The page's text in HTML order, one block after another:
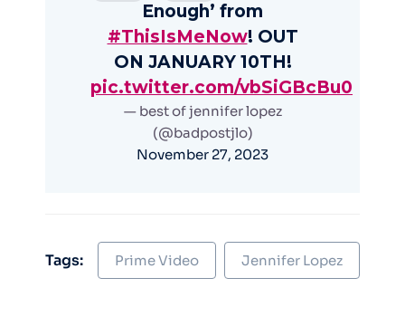
Enough’ from
#ThisIsMeNow! OUT
ON JANUARY 10TH!
pic.twitter.com/vbSiGBcBu0
— best of jennifer lopez
(@badpostjlo)
November 27, 2023
Tags: Prime Video Jennifer Lopez